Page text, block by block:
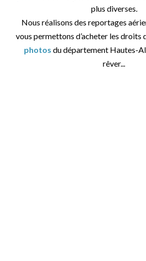
plus diverses.
Nous réalisons des reportages
vous permettons d’acheter les droits
photos du département Hautes-
rêver...